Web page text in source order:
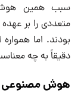
سبب همین هوش‌،
متعددی را بر
دقیقاً به چه
هوش